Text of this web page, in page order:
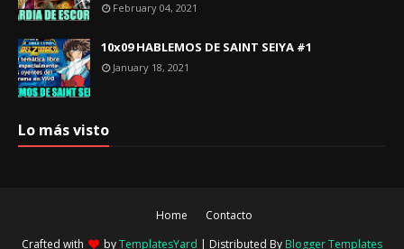
February 04, 2021
10x09 HABLEMOS DE SAINT SEIYA #1
January 18, 2021
Lo más visto
Home
Contacto
Crafted with
byTemplatesYard | Distributed By Blogger Templates